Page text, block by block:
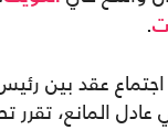
.
عقد بين
عادل المانع،